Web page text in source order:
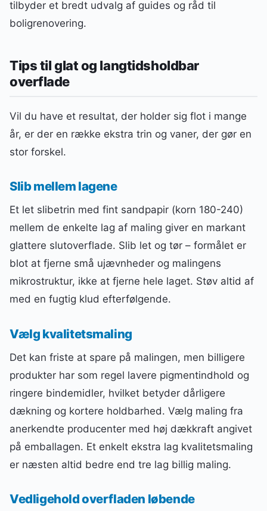
tilbyder et bredt udvalg af guides og råd til
boligrenovering.
Tips til glat og langtidsholdbar
overflade
Vil du have et resultat, der holder sig flot i mange
år, er der en række ekstra trin og vaner, der gør en
stor forskel.
Slib mellem lagene
Et let slibetrin med fint sandpapir (korn 180-240)
mellem de enkelte lag af maling giver en markant
glattere slutoverflade. Slib let og tør – formålet er
blot at fjerne små ujævnheder og malingens
mikrostruktur, ikke at fjerne hele laget. Støv altid af
med en fugtig klud efterfølgende.
Vælg kvalitetsmaling
Det kan friste at spare på malingen, men billigere
produkter har som regel lavere pigmentindhold og
ringere bindemidler, hvilket betyder dårligere
dækning og kortere holdbarhed. Vælg maling fra
anerkendte producenter med høj dækkraft angivet
på emballagen. Et enkelt ekstra lag kvalitetsmaling
er næsten altid bedre end tre lag billig maling.
Vedligehold overfladen løbende